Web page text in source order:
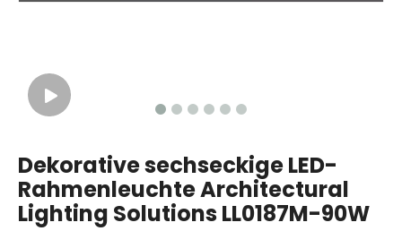
Dekorative sechseckige LED-
Rahmenleuchte Architectural
Lighting Solutions LL0187M-90W